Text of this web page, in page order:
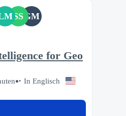
SS GM
for Geo
In Englisch